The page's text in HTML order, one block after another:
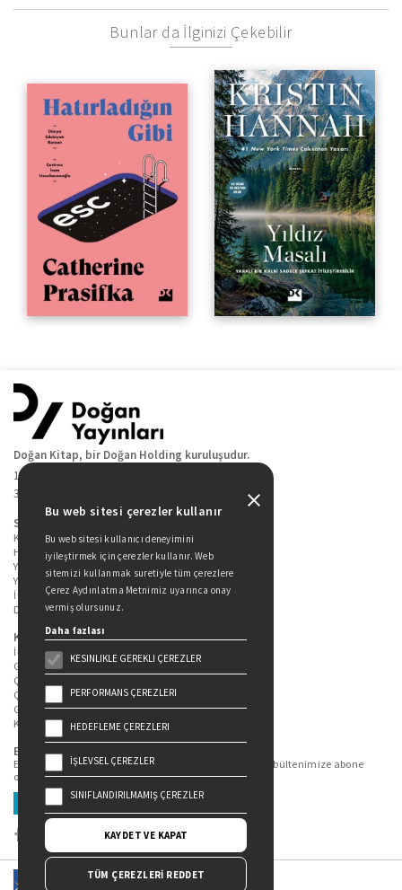
Bunlar da İlginizi Çekebilir
Doğan Kitap, bir Doğan Holding kuruluşudur.
19 Mayıs Cad. Golden Plaza No:1 Kat:10
34360 / Şişli / İstanbul
Sitede Yer Alan Sayfalar
Kitaplarımız
Hakkımızda
Yazarlarımız
Yazar Adayları İçin
İletişim
Duygu Asena Roman Ödülü
Kişisel Verilerin Korunması
İlgili Kişi Başvuru Formu
Genel Aydınlatma Metni
Çekiliş Aydınlatma Metni
Çerez Aydınlatma Metni
Gizlilik Politikası
Kullanım Şartları
Bizi Takip Edin...
En güncel kitap ve etkinliklerden haberdar olmak için bültenimize abone
olun.
Üye Ol
Bu web sitesi çerezler kullanır
Bu web sitesi kullanıcı deneyimini
iyileştirmek için çerezler kullanır. Web
sitemizi kullanmak suretiyle tüm çerezlere
Çerez Aydınlatma Metnimiz uyarınca onay
vermiş olursunuz.
Daha fazlası
KESINLIKLE GEREKLI ÇEREZLER
PERFORMANS ÇEREZLERI
HEDEFLEME ÇEREZLERI
İŞLEVSEL ÇEREZLER
SINIFLANDIRILMAMIŞ ÇEREZLER
KAYDET VE KAPAT
TÜM ÇEREZLERİ REDDET